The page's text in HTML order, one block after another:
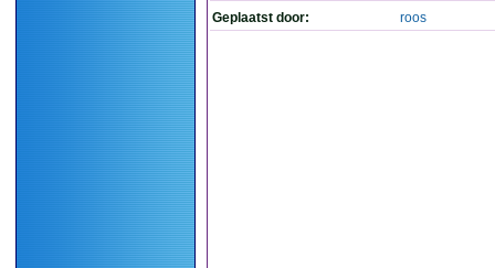
Geplaatst door: roos